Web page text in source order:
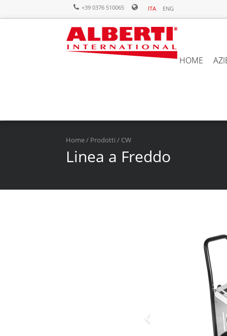
+39 0376 510065 ITA ENG
HOME
Home/ Prodotti / CW
Linea a Freddo